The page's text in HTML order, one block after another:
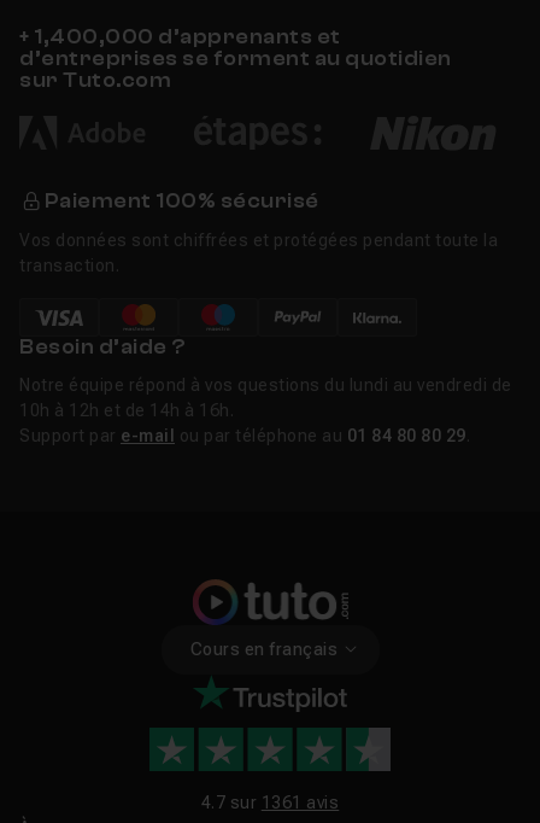
+ 1,400,000 d’apprenants et
d’entreprises se forment au quotidien
sur Tuto.com
Paiement 100% sécurisé
Vos données sont chiffrées et protégées pendant toute la
transaction.
Besoin d’aide ?
Notre équipe répond à vos questions du lundi au vendredi de
10h à 12h et de 14h à 16h.
Support par e-mail ou par téléphone au 01 84 80 80 29
Cours en français
4.7 sur 1361 avis